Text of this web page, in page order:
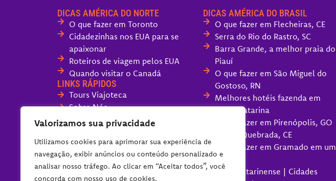
Valorizamos sua privacidade
Utilizamos cookies para aprimorar sua experiência de
navegação, exibir anúncios ou conteúdo personalizado e
analisar nosso tráfego. Ao clicar em “Aceitar todos”, você
concorda com nosso uso de cookies.
DICAS AMÉRICA DO NORTE
O que fazer em Toronto
Cidadezinhas nos EUA para se
apaixonar
Roteiros de viagem pelos EUA
Quando visitar o Canadá
LINKS RÁPIDOS
Tours Viajoteca
Sobre Nós
Fale com o Viajoteca
Políticas do Blog
DICAS AMÉRICA DO BRASIL
O que fazer em Flecheiras, CE
Serra do Rio do Rastro, SC
Barra Grande, a melhor praia do
Piauí
O que fazer em São Miguel do
Gostoso, RN
Melhores hotéis fazenda em
Santa Catarina
O que fazer em Pirenópolis, GO
Canoa Quebrada, CE
O que fazer em Gramado em um
dia
Serra Catarinense | Cidades